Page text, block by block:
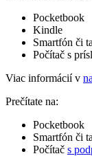
Pocketbook
Kindle
Smartfón či
Počítač s
Viac informácií v
Prečítate na:
Pocketbook
Smartfón či
Počítač s